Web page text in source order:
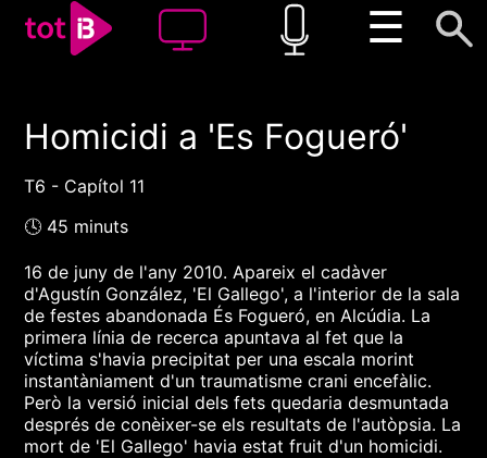
☰
00:00 00:00
Homicidi a 'Es Fogueró'
T6 - Capítol 11
🕓 45 minuts
16 de juny de l'any 2010. Apareix el cadàver
d'Agustín González, 'El Gallego', a l'interior de la sala
de festes abandonada És Fogueró, en Alcúdia. La
primera línia de recerca apuntava al fet que la
víctima s'havia precipitat per una escala morint
instantàniament d'un traumatisme crani encefàlic.
Però la versió inicial dels fets quedaria desmuntada
després de conèixer-se els resultats de l'autòpsia. La
mort de 'El Gallego' havia estat fruit d'un homicidi.